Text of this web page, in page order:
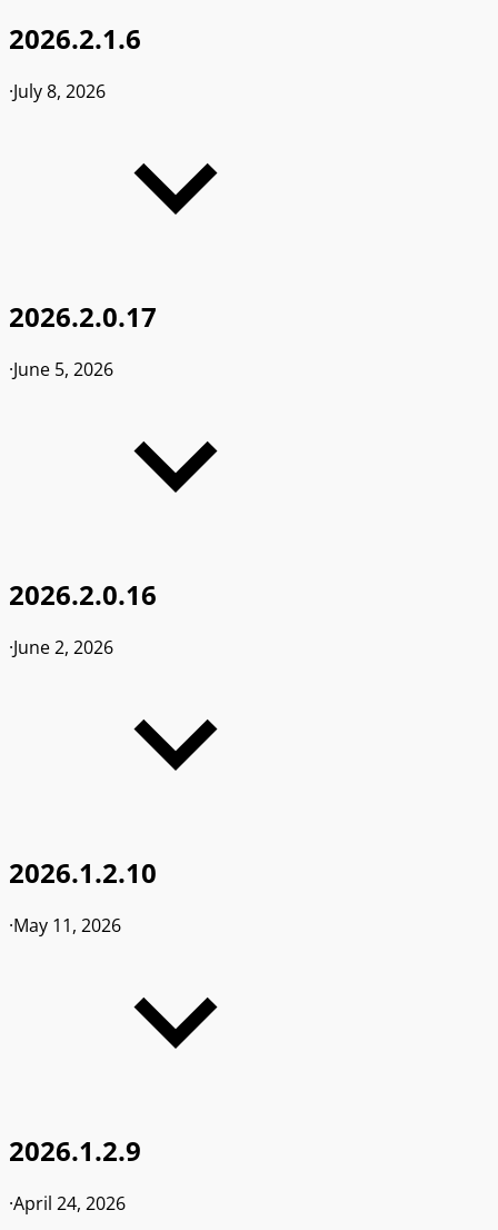
2026.2.1.6
·July 8, 2026
2026.2.0.17
·June 5, 2026
2026.2.0.16
·June 2, 2026
2026.1.2.10
·May 11, 2026
2026.1.2.9
·April 24, 2026